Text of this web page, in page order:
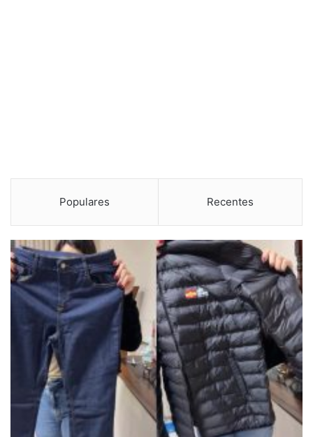
Populares Recentes